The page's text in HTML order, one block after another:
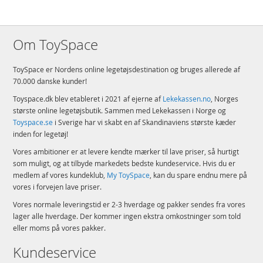
Om ToySpace
ToySpace er Nordens online legetøjsdestination og bruges allerede af
70.000 danske kunder!
Toyspace.dk blev etableret i 2021 af ejerne afLekekassen.no, Norges
største online legetøjsbutik. Sammen med Lekekassen i Norge og
Toyspace.se i Sverige har vi skabt en af Skandinaviens største kæder
inden for legetøj!
Vores ambitioner er at levere kendte mærker til lave priser, så hurtigt
som muligt, og at tilbyde markedets bedste kundeservice. Hvis du er
medlem af vores kundeklub, My ToySpace, kan du spare endnu mere på
vores i forvejen lave priser.
Vores normale leveringstid er 2-3 hverdage og pakker sendes fra vores
lager alle hverdage. Der kommer ingen ekstra omkostninger som told
eller moms på vores pakker.
Kundeservice